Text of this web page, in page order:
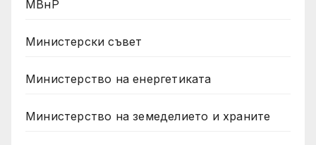
МВнР
Министерски съвет
Министерство на енергетиката
Министерство на земеделието и храните